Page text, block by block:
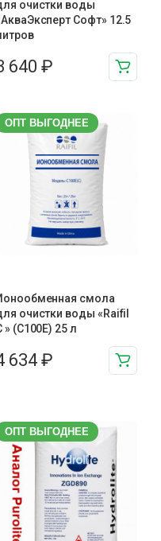
очистки воды
Софт» 12.5
640 ₽
ОПТ ВЫГОДНЕЕ
смола
очистки воды «Raifil
» (C100E) 25 л
634 ₽
ОПТ ВЫГОДНЕЕ